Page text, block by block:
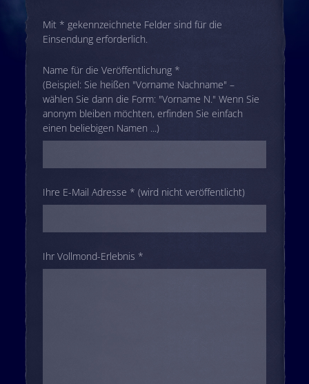
Mit * gekennzeichnete Felder sind für die
Einsendung erforderlich.
Name für die Veröffentlichung *
(Beispiel: Sie heißen "Vorname Nachname" –
wählen Sie dann die Form: "Vorname N." Wenn Sie
anonym bleiben möchten, erfinden Sie einfach
einen beliebigen Namen ...)
Ihre E-Mail Adresse * (wird nicht veröffentlicht)
Ihr Vollmond-Erlebnis *